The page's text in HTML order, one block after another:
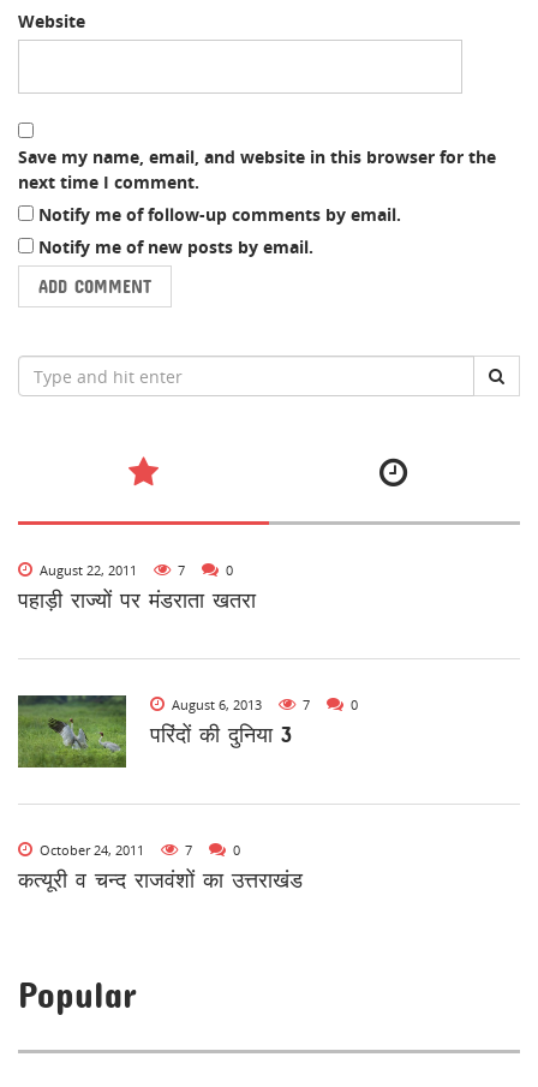
Website
Save my name, email, and website in this browser for the
next time I comment.
Notify me of follow-up comments by email.
Notify me of new posts by email.
August 22, 2011 7 0
पहाड़ी राज्यों पर मंडराता खतरा
August 6, 2013 7 0
परिंदों की दुनिया 3
October 24, 2011 7 0
कत्यूरी व चन्द राजवंशों का उत्तराखंड
Popular